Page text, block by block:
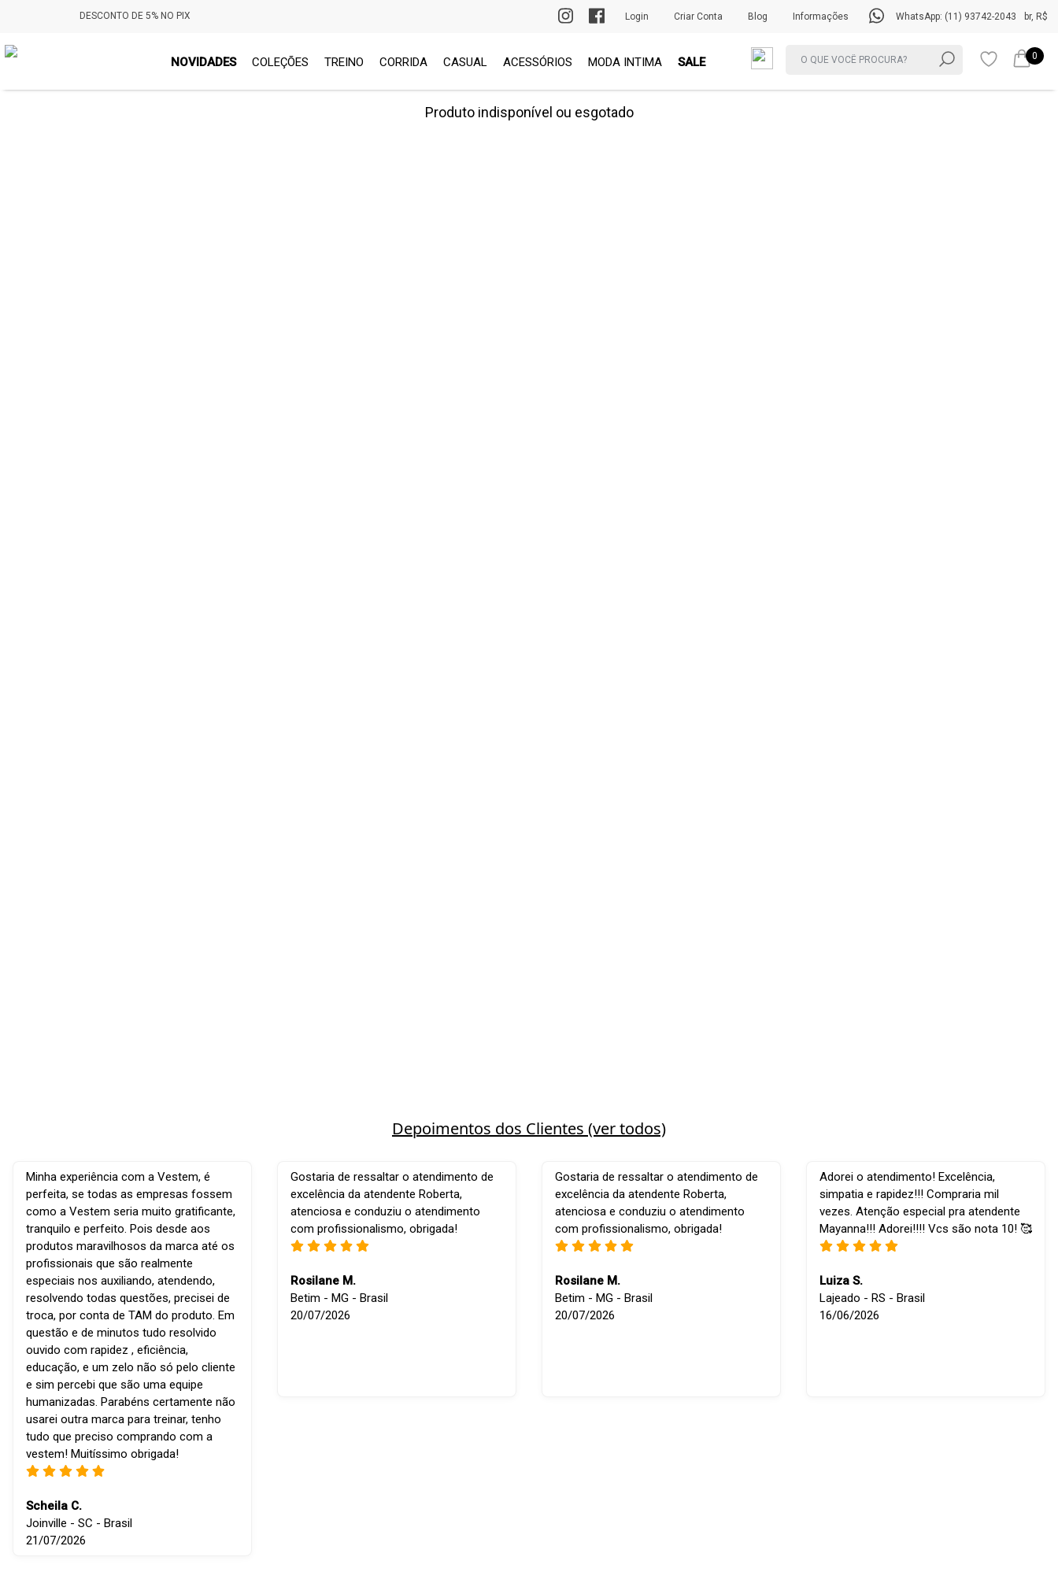
DESCONTO DE 5% NO PIX PRIMEIRA TROCA GRÁTIS br, R$
WhatsApp: (11) 93742-2043
Informações
Blog
Criar Conta
Login
NOVIDADES COLEÇÕES TREINO CORRIDA CASUAL ACESSÓRIOS MODA INTIMA SALE 0
Produto indisponível ou esgotado
Depoimentos dos Clientes (ver todos)
Minha experiência com a Vestem, é
perfeita, se todas as empresas fossem
como a Vestem seria muito gratificante,
tranquilo e perfeito. Pois desde aos
produtos maravilhosos da marca até os
profissionais que são realmente
especiais nos auxiliando, atendendo,
resolvendo todas questões, precisei de
troca, por conta de TAM do produto. Em
questão e de minutos tudo resolvido
ouvido com rapidez , eficiência,
educação, e um zelo não só pelo cliente
e sim percebi que são uma equipe
humanizadas. Parabéns certamente não
usarei outra marca para treinar, tenho
tudo que preciso comprando com a
vestem! Muitíssimo obrigada!
Scheila C.
Joinville - SC - Brasil
21/07/2026
Gostaria de ressaltar o atendimento de
excelência da atendente Roberta,
atenciosa e conduziu o atendimento
com profissionalismo, obrigada!
Rosilane M.
Betim - MG - Brasil
20/07/2026
Gostaria de ressaltar o atendimento de
excelência da atendente Roberta,
atenciosa e conduziu o atendimento
com profissionalismo, obrigada!
Rosilane M.
Betim - MG - Brasil
20/07/2026
Adorei o atendimento! Excelência,
simpatia e rapidez!!! Compraria mil
vezes. Atenção especial pra atendente
Mayanna!!! Adorei!!!! Vcs são nota 10! 🥰
Luiza S.
Lajeado - RS - Brasil
16/06/2026